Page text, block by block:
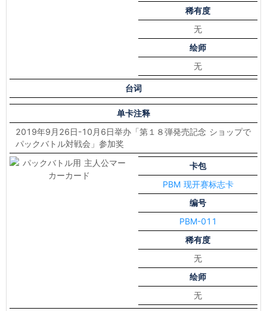
稀有度
无
绘师
无
台词
单卡注释
2019年9月26日-10月6日举办「第１８弾発売記念 ショップで
パックバトル対戦会」参加奖
卡包
PBM 现开赛标志卡
编号
PBM-011
稀有度
无
绘师
无